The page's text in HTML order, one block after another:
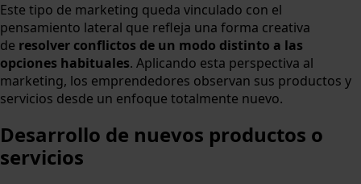
Este tipo de marketing queda vinculado con el
pensamiento lateral que refleja una forma creativa
de resolver conflictos de un modo distinto a las
opciones habituales. Aplicando esta perspectiva al
marketing, los emprendedores observan sus productos y
servicios desde un enfoque totalmente nuevo.
Desarrollo de nuevos productos o
servicios